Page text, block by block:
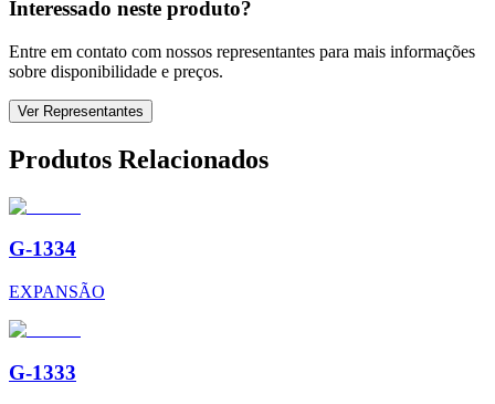
Interessado neste produto?
Entre em contato com nossos representantes para mais informações
sobre disponibilidade e preços.
Ver Representantes
Produtos Relacionados
G-1334
EXPANSÃO
G-1333